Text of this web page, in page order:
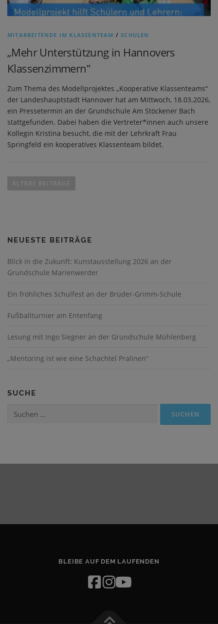
MITARBEITENDE IM KLASSENTEAM /SCHULEN
„Mehr Unterstützung in Hannovers
Klassenzimmern“
Zum Thema des Modellprojektes „Kooperative Klassenteams“
der Landeshauptstadt Hannover hat am Mittwoch, 18.03.2026,
ein Pressetermin an der Grundschule Am Stöckener Bach
stattgefunden. Dabei haben die Vertreter*innen auch unsere
Kollegin Kristina besucht, die mit der Lehrkraft Frau
Springfeld ein kooperatives Klassenteam bildet.
e
i
g
s
n
v
g
a
i
ÄLTERE BEITRÄGE
NEUESTE BEITRÄGE
Blick in die Zukunft: Kunstausstellung 2026 an der
Grundschule Marienwerder
Ein fröhliches Schulfest an der Brüder-Grimm-Schule
Fußballturnier am Entenfang
Lesung mit Ingo Siegner an der Grundschule Mühlenberg
„Mentoring ist wie eine Schachtel Pralinen“
SUCHE
Suchen
BLEIBE AUF DEM LAUFENDEN